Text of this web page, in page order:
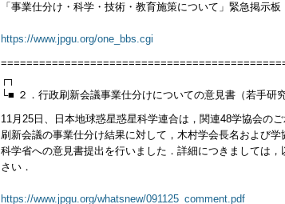
「事業仕分け・科学・技術・教育施策について」緊急掲示板
https://www.jpgu.org/one_bbs.cgi
┌┐
└■ ２．行政刷新会議事業仕分けについての意見書（若手研
11月25日、日本地球惑星惑星科学連合は，関連48学協会の
刷新会議の事業仕分け結果に対して，木村学会長名および学
科学省への意見書提出を行いました．詳細につきましては，
さい．
https://www.jpgu.org/whatsnew/091125_comment.pdf